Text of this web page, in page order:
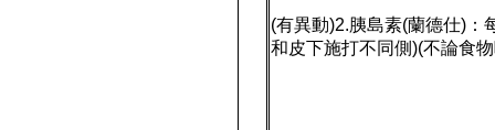
(有異動)2.胰島素(蘭德仕)：
和皮下施打不同側)(不論食